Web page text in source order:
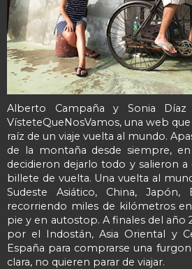
Alberto Campaña y Sonia
VísteteQueNosVamos, una web
raíz de un viaje vuelta al mundo.
de la montaña desde siempre,
decidieron dejarlo todo y salieron
billete de vuelta. Una vuelta al
Sudeste Asiático, China, Japón,
recorriendo miles de kilómetros
pie y en autostop. A finales del año
por el Indostán, Asia Oriental y
España para comprarse una
clara, no quieren parar de viajar.